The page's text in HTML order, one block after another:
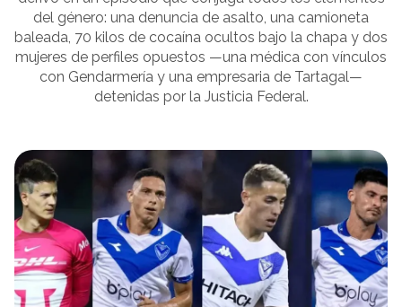
del género: una denuncia de asalto, una camioneta
baleada, 70 kilos de cocaína ocultos bajo la chapa y dos
mujeres de perfiles opuestos —una médica con vínculos
con Gendarmería y una empresaria de Tartagal—
detenidas por la Justicia Federal.